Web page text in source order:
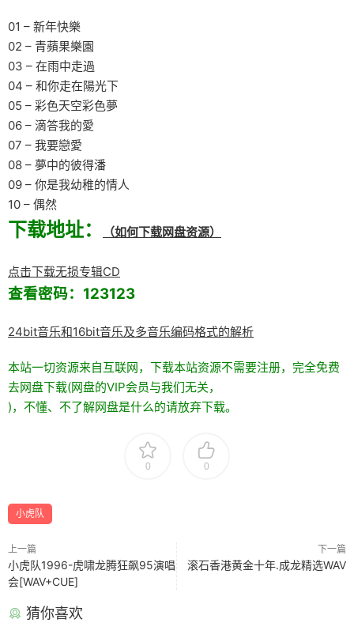
01 – 新年快樂
02 – 青蘋果樂園
03 – 在雨中走過
04 – 和你走在陽光下
05 – 彩色天空彩色夢
06 – 滴答我的愛
07 – 我要戀愛
08 – 夢中的彼得潘
09 – 你是我幼稚的情人
10 – 偶然
下载地址： （如何下载网盘资源）
点击下载无损专辑CD
查看密码：123123
24bit音乐和16bit音乐及多音乐编码格式的解析
本站一切资源来自互联网，下载本站资源不需要注册，完全免费
去网盘下载(网盘的VIP会员与我们无关，
)，不懂、不了解网盘是什么的请放弃下载。
0 0
小虎队
上一篇
小虎队1996-虎啸龙腾狂飙95演唱
会[WAV+CUE]
下一篇
滚石香港黄金十年.成龙精选WAV
猜你喜欢